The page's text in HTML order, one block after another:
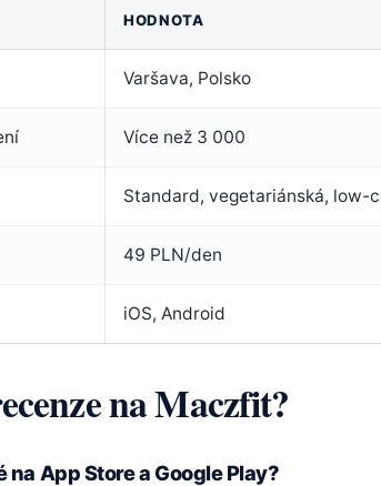
HODNOTA
Varšava, Polsko
Více než 3 000
Standard, vegetariánská, low-
49 PLN/den
iOS, Android
na Maczfit?
App Store a Google Play?